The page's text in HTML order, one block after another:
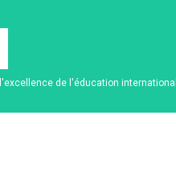
de l'éducation